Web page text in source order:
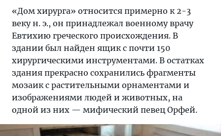
«Дом хирурга» относится примерно к 2-3
веку н. э., он принадлежал военному врачу
Евтихию греческого происхождения. В
здании был найден ящик с почти 150
хирургическими инструментами. В остатках
здания прекрасно сохранились фрагменты
мозаик с растительными орнаментами и
изображениями людей и животных, на
одной из них — мифический певец Орфей.